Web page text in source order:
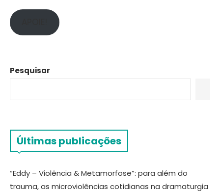
Pesquisar
Últimas publicações
“Eddy – Violência & Metamorfose”: para além do
trauma, as microviolências cotidianas na dramaturgia